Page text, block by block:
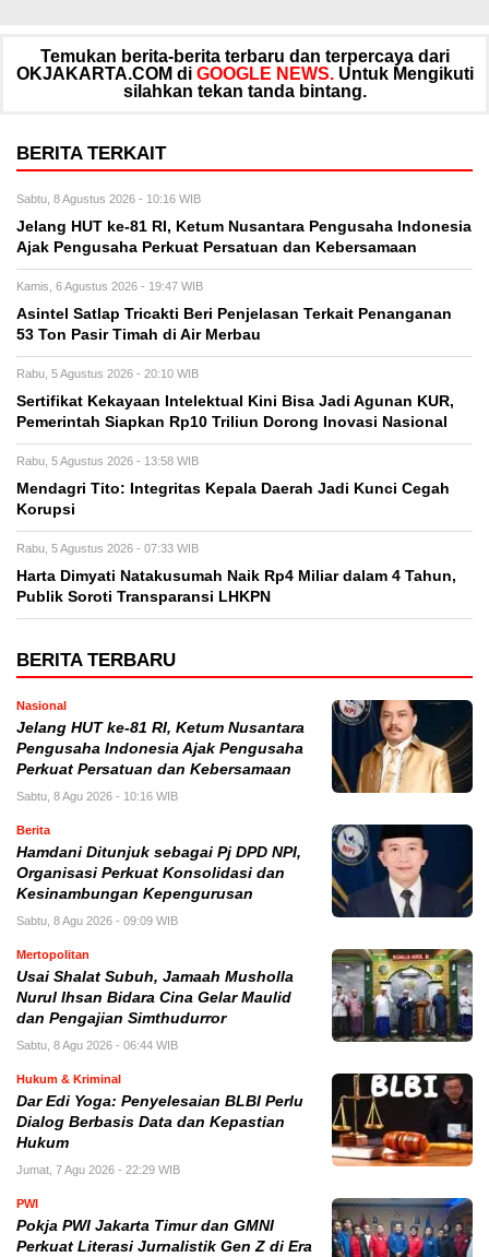
Temukan berita-berita terbaru dan terpercaya dari
OKJAKARTA.COM di GOOGLE NEWS. Untuk Mengikuti
silahkan tekan tanda bintang.
BERITA TERKAIT
Sabtu, 8 Agustus 2026 - 10:16 WIB
Jelang HUT ke-81 RI, Ketum Nusantara Pengusaha Indonesia
Ajak Pengusaha Perkuat Persatuan dan Kebersamaan
Kamis, 6 Agustus 2026 - 19:47 WIB
Asintel Satlap Tricakti Beri Penjelasan Terkait Penanganan
53 Ton Pasir Timah di Air Merbau
Rabu, 5 Agustus 2026 - 20:10 WIB
Sertifikat Kekayaan Intelektual Kini Bisa Jadi Agunan KUR,
Pemerintah Siapkan Rp10 Triliun Dorong Inovasi Nasional
Rabu, 5 Agustus 2026 - 13:58 WIB
Mendagri Tito: Integritas Kepala Daerah Jadi Kunci Cegah
Korupsi
Rabu, 5 Agustus 2026 - 07:33 WIB
Harta Dimyati Natakusumah Naik Rp4 Miliar dalam 4 Tahun,
Publik Soroti Transparansi LHKPN
BERITA TERBARU
Nasional
Jelang HUT ke-81 RI, Ketum Nusantara
Pengusaha Indonesia Ajak Pengusaha
Perkuat Persatuan dan Kebersamaan
Sabtu, 8 Agu 2026 - 10:16 WIB
Berita
Hamdani Ditunjuk sebagai Pj DPD NPI,
Organisasi Perkuat Konsolidasi dan
Kesinambungan Kepengurusan
Sabtu, 8 Agu 2026 - 09:09 WIB
Mertopolitan
Usai Shalat Subuh, Jamaah Musholla
Nurul Ihsan Bidara Cina Gelar Maulid
dan Pengajian Simthudurror
Sabtu, 8 Agu 2026 - 06:44 WIB
Hukum & Kriminal
Dar Edi Yoga: Penyelesaian BLBI Perlu
Dialog Berbasis Data dan Kepastian
Hukum
Jumat, 7 Agu 2026 - 22:29 WIB
PWI
Pokja PWI Jakarta Timur dan GMNI
Perkuat Literasi Jurnalistik Gen Z di Era